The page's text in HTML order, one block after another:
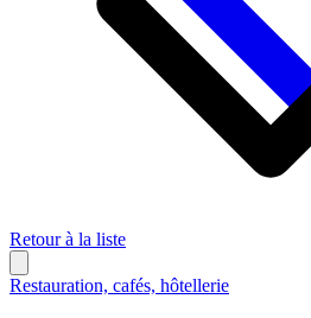
Retour à la liste
Restauration, cafés, hôtellerie